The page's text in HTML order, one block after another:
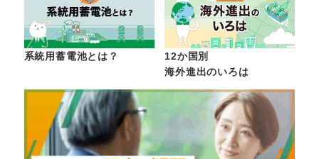
系統用蓄電池とは？
12か国別
海外進出のいろは